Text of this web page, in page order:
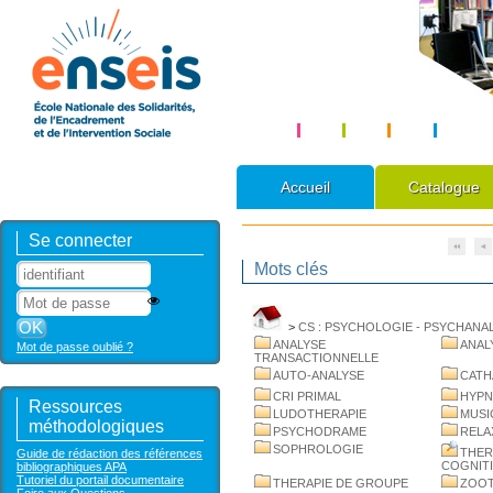
Accueil Catalogue
Se connecter
Mot de passe oublié ?
Ressources
méthodologiques
Guide de rédaction des références
bibliographiques APA
Tutoriel du portail documentaire
Mots clés
> CS : PSYCHOLOGIE -
ANALYSE
TRANSACTIONNELLE
AUTO-ANALYSE
CRI PRIMAL
LUDOTHERAPIE
PSYCHODRAME
SOPHROLOGIE
THERAPIE DE GROUPE